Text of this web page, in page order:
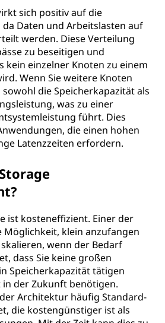
sich positiv auf die
Daten und Arbeitslasten auf
werden. Diese Verteilung
zu beseitigen und
kein einzelner Knoten zu einem
Wenn Sie weitere Knoten
die Speicherkapazität als
was zu einer
führt. Dies
die einen hohen
Latenzzeiten erfordern.
ist kosteneffizient. Einer der
Möglichkeit, klein anzufangen
wenn der Bedarf
dass Sie keine großen
Speicherkapazität tätigen
in der Zukunft benötigen.
Architektur häufig Standard-
die kostengünstiger ist als